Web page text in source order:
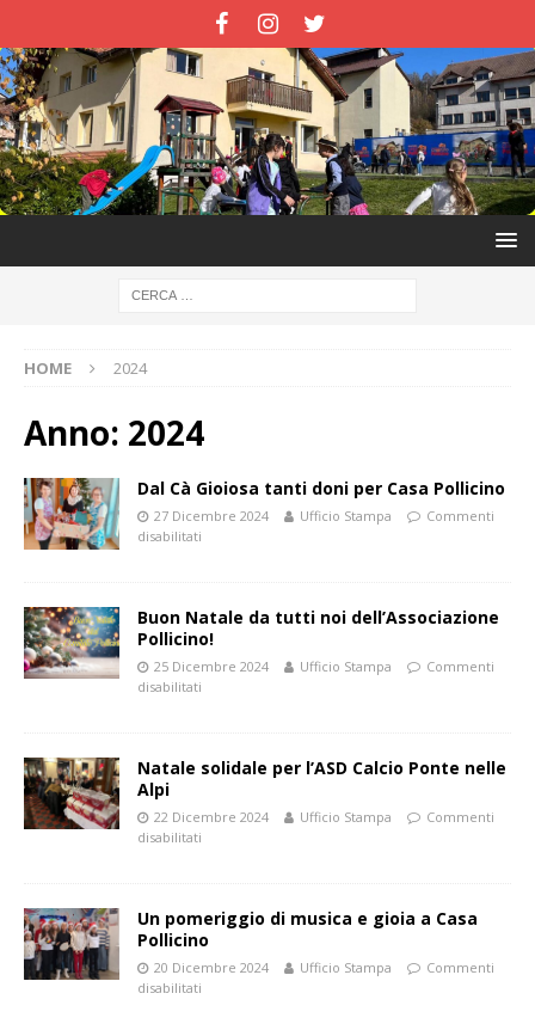
HOME 2024
Anno: 2024
Dal Cà Gioiosa tanti doni per Casa Pollicino
27 Dicembre 2024 Ufficio Stampa
Commenti
disabilitati
Buon Natale da tutti noi dell’Associazione
Pollicino!
25 Dicembre 2024 Ufficio Stampa
Commenti
disabilitati
Natale solidale per l’ASD Calcio Ponte nelle
Alpi
22 Dicembre 2024 Ufficio Stampa
Commenti
disabilitati
Un pomeriggio di musica e gioia a Casa
Pollicino
20 Dicembre 2024 Ufficio Stampa
Commenti
disabilitati